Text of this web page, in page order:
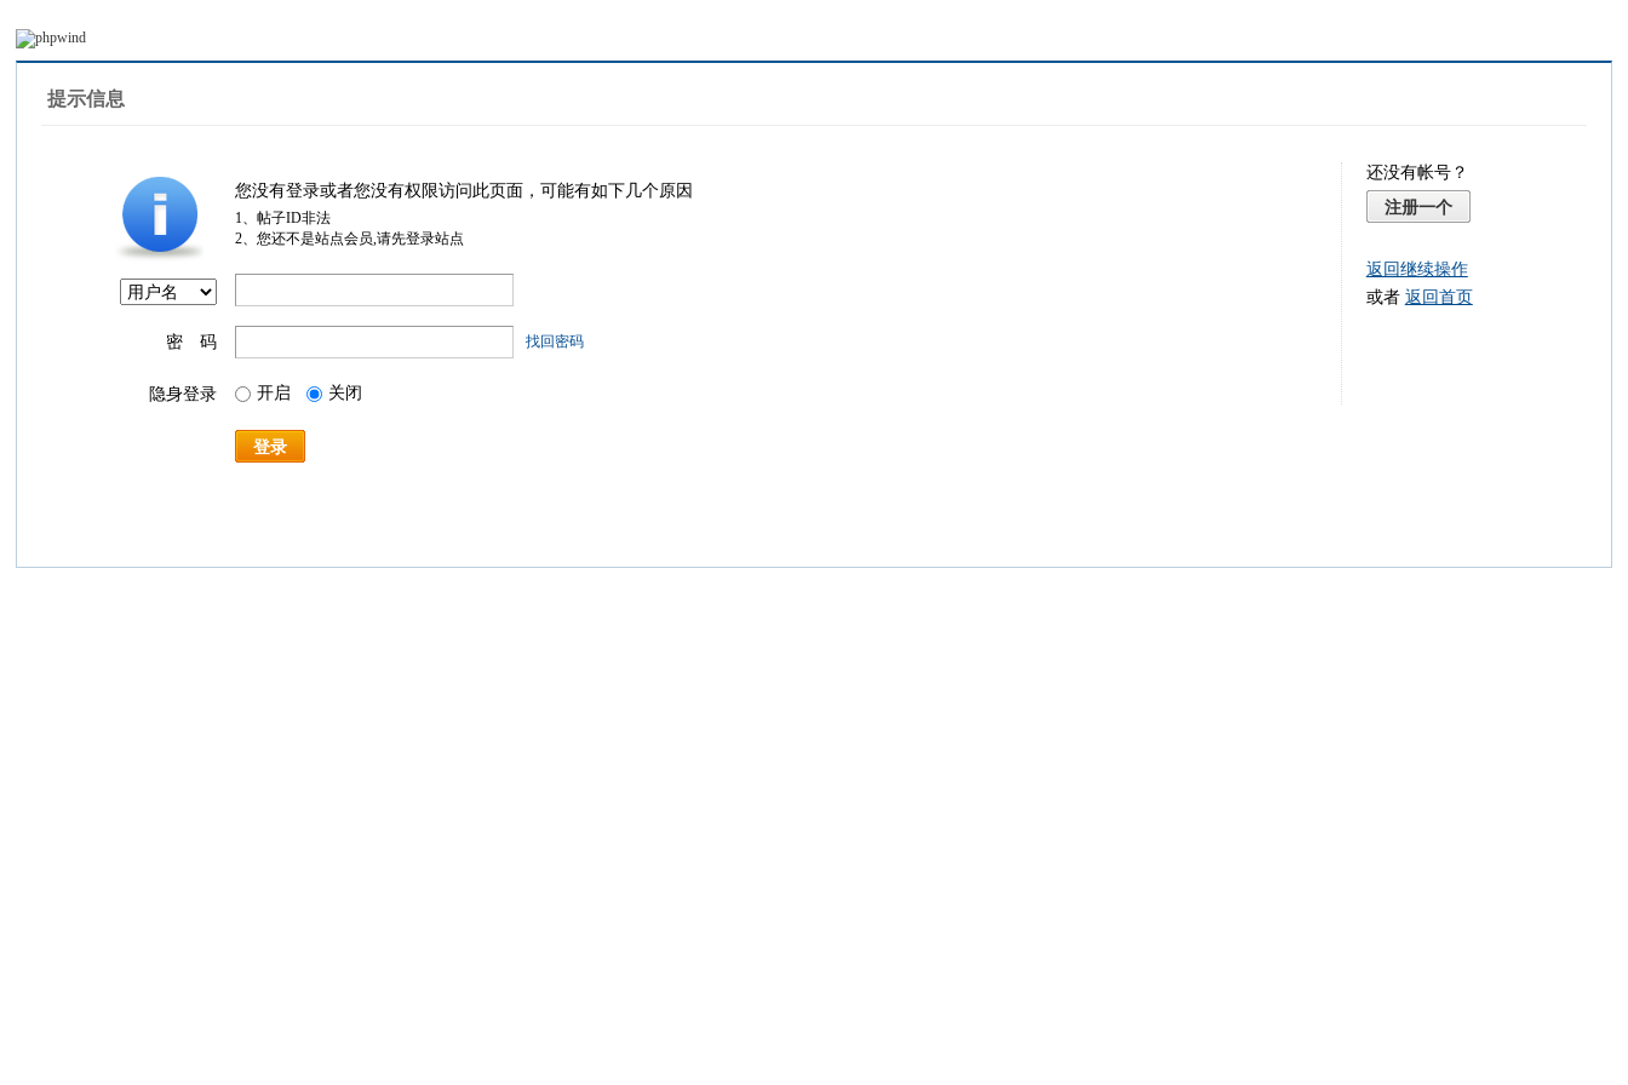
提示信息
您没有登录或者您没有权限访问此页面，可能有如下几个原因
1、帖子ID非法
2、您还不是站点会员,请先登录站点
密 码 找回密码
隐身登录 开启 关闭
登录
还没有帐号？
注册一个
返回继续操作
或者 返回首页